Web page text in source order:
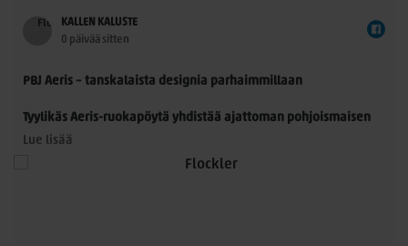
KALLEN KALUSTE
0 päivää sitten
PBJ Aeris – tanskalaista designia parhaimmillaan
Tyylikäs Aeris-ruokapöytä yhdistää ajattoman pohjoismaisen
muotoilun ja käytännöllisyyden. Morten Svendsenin
suunnittelemassa pöydässä on kauniisti muotoillut
massiivitammijalat ja useita laadukkaita kansivaihtoehtoja.
Lue lisää